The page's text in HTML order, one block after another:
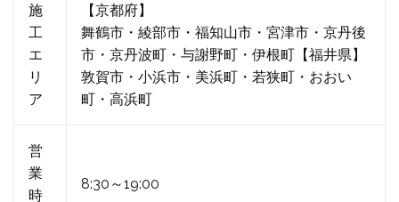
施
工
エ
リ
ア
【京都府】
舞鶴市・綾部市・福知山市・宮津市・京丹後
市・京丹波町・与謝野町・伊根町【福井県】
敦賀市・小浜市・美浜町・若狭町・おおい
町・高浜町
営
業
時
8:30～19:00